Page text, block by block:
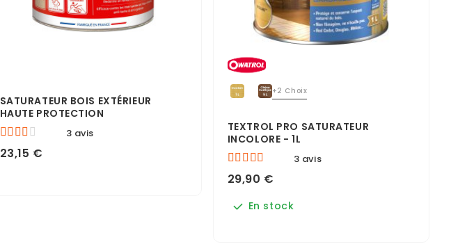
SATURATEUR BOIS EXTÉRIEUR
HAUTE PROTECTION
3 avis
23,15 €
+2 Choix
TEXTROL PRO SATURATEUR
INCOLORE - 1L
3 avis
29,90 €
En stock